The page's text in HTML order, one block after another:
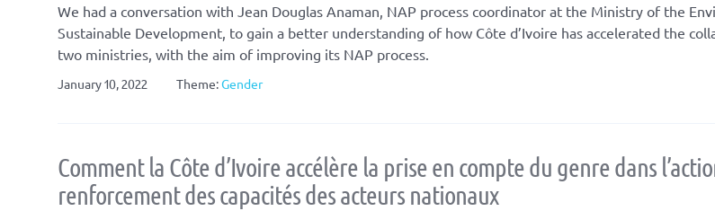
We had a conversation with Jean Douglas Anaman, NAP process coordinator at the Ministry of the
Sustainable Development, to gain a better understanding of how Côte d’Ivoire has accelerated the
two ministries, with the aim of improving its NAP process.
January 10, 2022 Theme:Gender
Comment la Côte d’Ivoire accélère la prise en compte du genre dans
renforcement des capacités des acteurs nationaux